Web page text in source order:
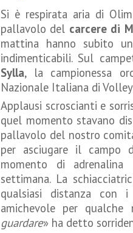
Si è respirata aria di
pallavolo del carcere di
mattina hanno subito
indimenticabili. Sul
Sylla, la campionessa
Nazionale Italiana di
Applausi scroscianti e
quel momento stavano
pallavolo del nostro
per asciugare il campo
momento di
settimana. La
qualsiasi distanza con
amichevole per qualche
guardare» ha detto